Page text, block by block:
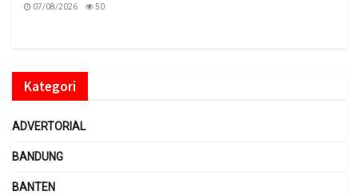
07/08/2026 50
Kategori
ADVERTORIAL
BANDUNG
BANTEN